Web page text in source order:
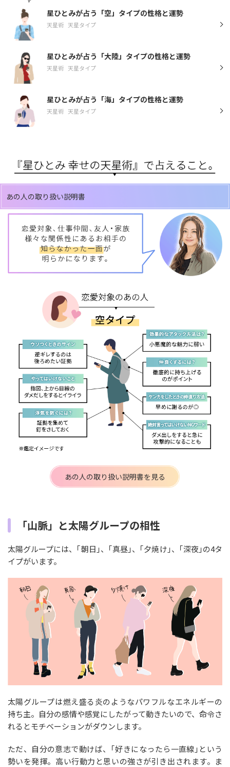
星ひとみが占う「空」タイプの性格と運勢
天星術 天星タイプ
星ひとみが占う「大陸」タイプの性格と運勢
天星術 天星タイプ
星ひとみが占う「海」タイプの性格と運勢
天星術 天星タイプ
あの人の取り扱い説明書
あの人の取り扱い説明書を見る
「山脈」と太陽グループの相性
太陽グループには、｢朝日｣、｢真昼｣、｢夕焼け｣、｢深夜｣の4タ
イプがいます。
太陽グループは燃え盛る炎のようなパワフルなエネルギーの
持ち主。自分の感情や感覚にしたがって動きたいので、命令さ
れるとモチベーションがダウンします。
ただ、自分の意志で動けば、｢好きになったら一直線｣という
勢いを発揮。高い行動力と思いの強さが引き出されます。ま